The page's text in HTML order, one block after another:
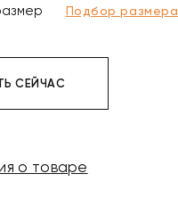
Подбор размера
СЕЙЧАС
о товаре